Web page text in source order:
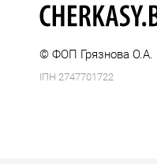
© ФОП Грязнова О.А.
ІПН 2747701722